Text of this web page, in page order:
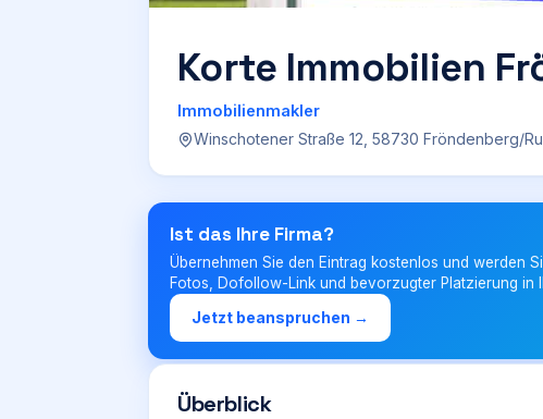
Korte Immobilien
Immobilienmakler
Winschotener Straße 12, 58730 Fröndenberg/
Ist das Ihre Firma?
Übernehmen Sie den Eintrag kostenlos und werden
Fotos, Dofollow-Link und bevorzugter Platzierung in
Jetzt beanspruchen →
Überblick